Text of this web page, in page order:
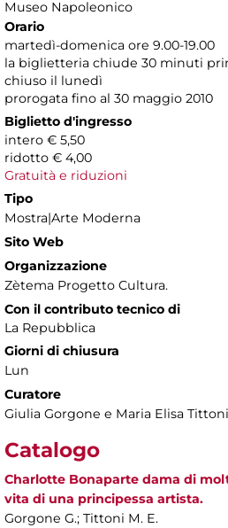
Museo Napoleonico
Orario
martedì-domenica ore 9.00-19.00
la biglietteria chiude 30 minuti
chiuso il lunedì
prorogata fino al 30 maggio 2010
Biglietto d'ingresso
intero € 5,50
ridotto € 4,00
Gratuità e riduzioni
Tipo
Mostra|Arte Moderna
Sito Web
Organizzazione
Zètema Progetto Cultura.
Con il contributo tecnico di
La Repubblica
Giorni di chiusura
Lun
Curatore
Giulia Gorgone e Maria Elisa Tittoni
Catalogo
Charlotte Bonaparte dama di
vita di una principessa artista.
Gorgone G.; Tittoni M. E.